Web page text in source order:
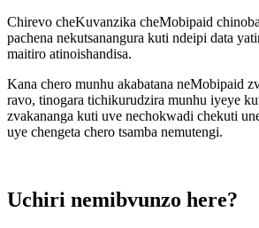
Chirevo cheKuvanzika cheMobipaid
pachena nekutsanangura kuti ndeipi data
maitiro atinoishandisa.
Kana chero munhu akabatana neMobipaid
ravo, tinogara tichikurudzira munhu iyeye
zvakananga kuti uve nechokwadi chekuti
uye chengeta chero tsamba nemutengi.
Uchiri nemibvunzo here?